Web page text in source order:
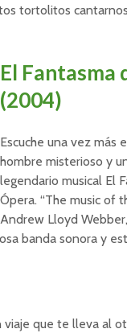
tortolitos
El Fantasma
(2004)
Escuche una vez más
hombre misterioso y
legendario musical El
Ópera. “The music of
Andrew Lloyd
banda sonora y
que te lleva al